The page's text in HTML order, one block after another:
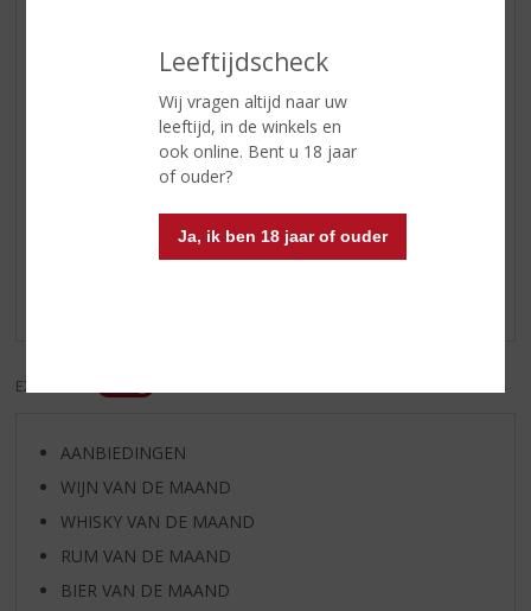
Leeftijdscheck
Wij vragen altijd naar uw
leeftijd, in de winkels en
ook online. Bent u 18 jaar
of ouder?
Ja, ik ben 18 jaar of ouder
droge en krachtige smaak
een lange pittige afdronk waarin
citrus een hoofdrol speelt
Reviews
Schrijf een review
EXCL. BTW
AANBIEDINGEN
WIJN VAN DE MAAND
WHISKY VAN DE MAAND
RUM VAN DE MAAND
BIER VAN DE MAAND